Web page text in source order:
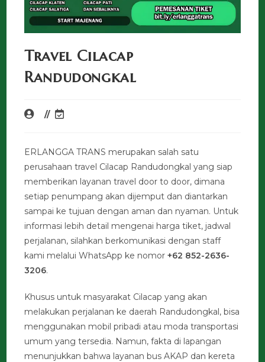
Travel Cilacap
Randudongkal
ERLANGGA TRANS merupakan salah satu
perusahaan travel Cilacap Randudongkal yang siap
memberikan layanan travel door to door, dimana
setiap penumpang akan dijemput dan diantarkan
sampai ke tujuan dengan aman dan nyaman. Untuk
informasi lebih detail mengenai harga tiket, jadwal
perjalanan, silahkan berkomunikasi dengan staff
kami melalui WhatsApp ke nomor+62 852-2636-
3206.
Khusus untuk masyarakat Cilacap yang akan
melakukan perjalanan ke daerah Randudongkal, bisa
menggunakan mobil pribadi atau moda transportasi
umum yang tersedia. Namun, fakta di lapangan
menunjukkan bahwa layanan bus AKAP dan kereta